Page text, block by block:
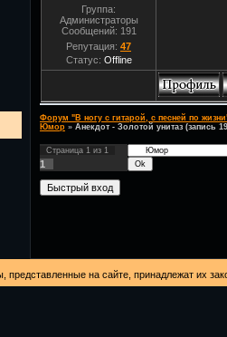
Группа:
Администраторы
Сообщений: 191
Репутация: 47
Статус: Offline
Форум "В ногу с гитарой, с песней по
Юмор » Анекдот - Золотой унитаз (запись
Страница 1 из 1
1
представленные на сайте, принадлежат их